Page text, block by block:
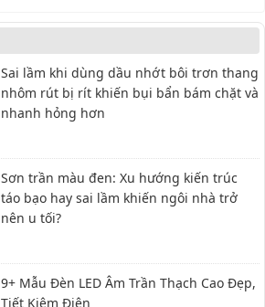
Sai lầm khi dùng dầu nhớt bôi trơn thang
nhôm rút bị rít khiến bụi bẩn bám chặt và
nhanh hỏng hơn
Sơn trần màu đen: Xu hướng kiến trúc
táo bạo hay sai lầm khiến ngôi nhà trở
nên u tối?
9+ Mẫu Đèn LED Âm Trần Thạch Cao Đẹp,
Tiết Kiệm Điện